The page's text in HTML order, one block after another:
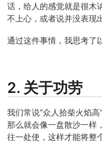
话，给人的感觉就是很木
不上心，或者说并没表现
通过这件事情，我思考了
2. 关于功劳
我们常说“众人拾柴火焰
那么就会像一盘散沙一样
往一处使，这样才能将整